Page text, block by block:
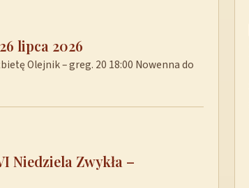
lipca 2026
Olejnik – greg. 20 18:00 Nowenna do
Niedziela Zwykła –